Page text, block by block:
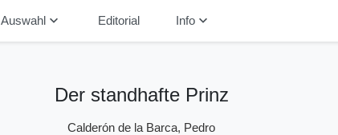
Auswahlkeyboard_arrow_down Editorial Infokeyboard_arrow_down
Der standhafte Prinz
Calderón de la Barca, Pedro